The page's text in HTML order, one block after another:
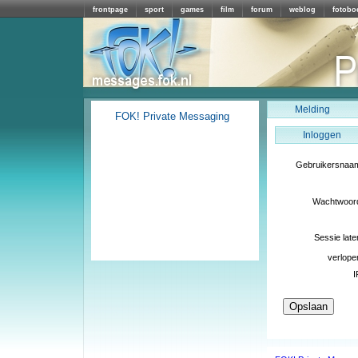
frontpage sport games film forum weblog
Melding
Inloggen
Sessie
FOK! Private Messaging